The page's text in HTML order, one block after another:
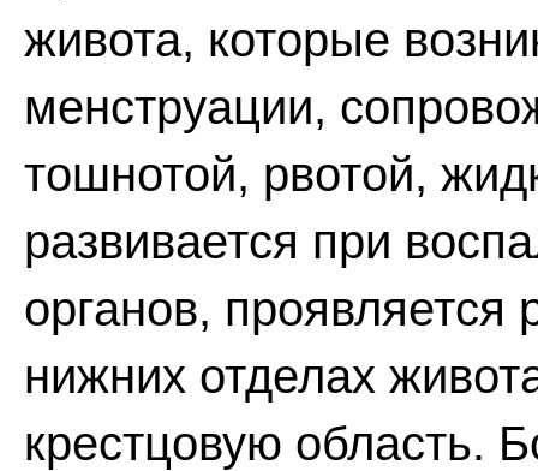
живота, которые
менструации,
тошнотой, рвотой,
развивается при
органов,
нижних отделах
крестцовую область.